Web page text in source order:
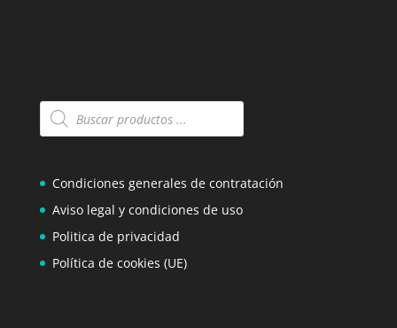
Búsqueda
de
Condiciones generales de contratación
Aviso legal y condiciones de uso
Politica de privacidad
Política de cookies (UE)